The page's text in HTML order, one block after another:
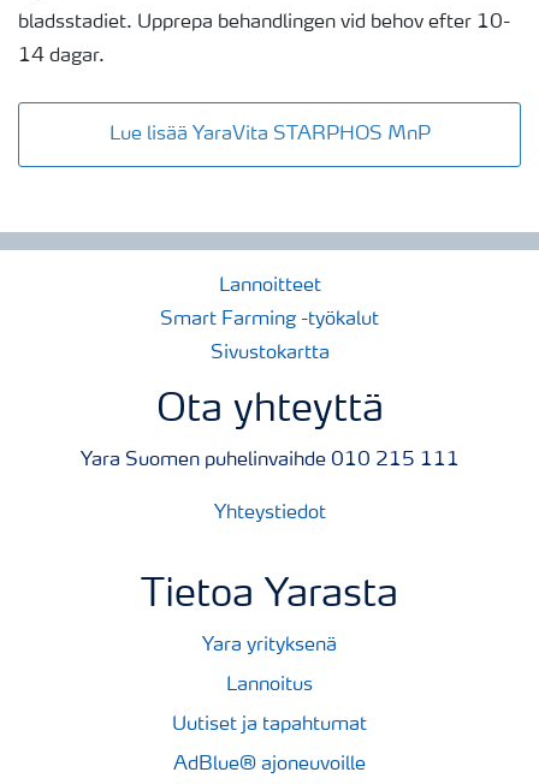
bladsstadiet. Upprepa behandlingen vid behov efter 10-
14 dagar.
Lue lisää YaraVita STARPHOS MnP
Lannoitteet
Smart Farming -työkalut
Sivustokartta
Ota yhteyttä
Yara Suomen puhelinvaihde 010 215 111
Yhteystiedot
Tietoa Yarasta
Yara yrityksenä
Lannoitus
Uutiset ja tapahtumat
AdBlue® ajoneuvoille